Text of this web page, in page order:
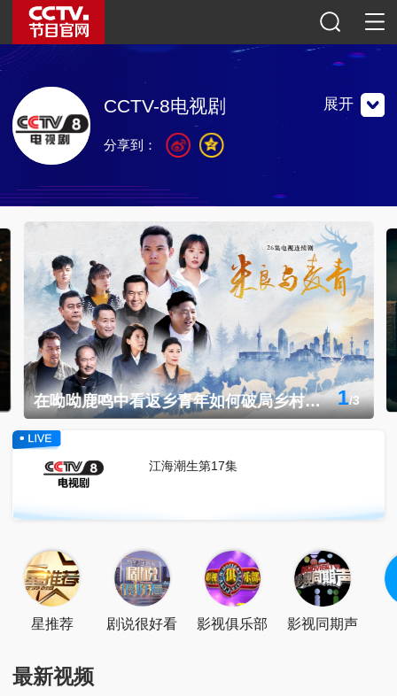
CCTV-8电视剧
中央电视台最具权威、最专业的电视剧频道，1994年12月
13日开播，现已实现全天24小时播出。
中央电视台最具权威、最专业的电视剧频道，1994年12月
13日开播，现已实现全天24小时播出。
联系地址：中国北京复兴路11号 中央电视台电视剧频道
邮编：100859
官方微博
点击关注
微信公众号
扫一扫关注
央视影音
展开
分享到：
1/3 《江海潮生》聚焦乱世之中先行者的理想与挣扎 2/
江海潮生第17集
星推荐 剧说很好看 影视俱乐部 影视同期声
最新视频